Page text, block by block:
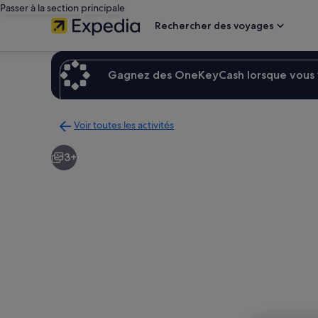
Passer à la section principale
Rechercher des voyages
Gagnez des OneKeyCash lorsque
Voir toutes les activités
à
la
3+